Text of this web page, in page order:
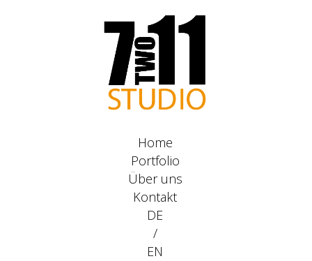
Home
Portfolio
Über uns
Kontakt
DE
/
EN